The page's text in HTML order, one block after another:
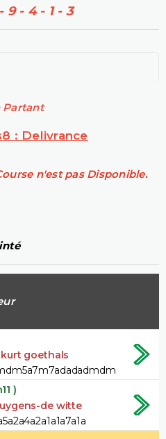
9 - 4 - 1 - 3
Partant
8 : Delivrance
n'est pas Disponible.
goethals
)
de witte